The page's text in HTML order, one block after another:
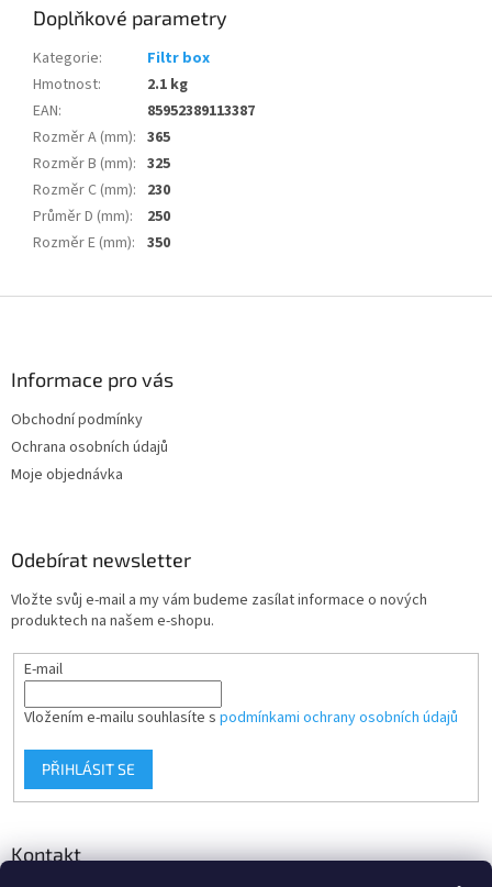
Doplňkové parametry
Kategorie:
Filtr box
Hmotnost:
2.1 kg
EAN:
85952389113387
Rozměr A (mm): 365
Rozměr B (mm): 325
Rozměr C (mm): 230
Průměr D (mm):
250
Rozměr E (mm): 350
Informace pro vás
Obchodní podmínky
Ochrana osobních údajů
Moje objednávka
Odebírat newsletter
Vložte svůj e-mail a my vám budeme zasílat informace o nových
produktech na našem e-shopu.
E-mail
Vložením e-mailu souhlasíte s podmínkami ochrany osobních údajů
PŘIHLÁSIT SE
Kontakt